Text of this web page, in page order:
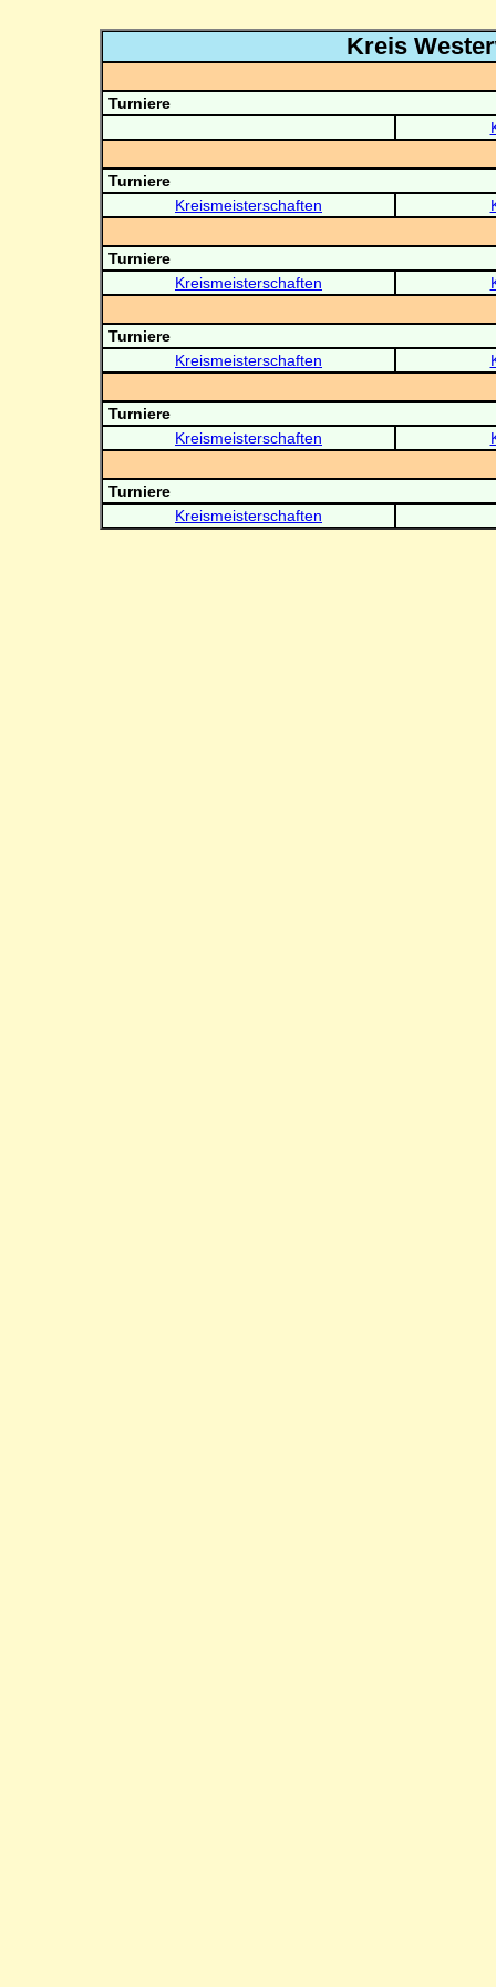
Kreis
Turniere
Turniere
Kreismeisterschaften
Turniere
Kreismeisterschaften
Turniere
Kreismeisterschaften
Turniere
Kreismeisterschaften
Turniere
Kreismeisterschaften